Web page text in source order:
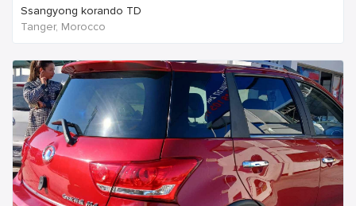
Ssangyong korando TD
Tanger, Morocco